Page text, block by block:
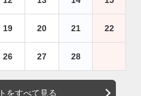
19 20 21 22
26 27 28
をすべて見る